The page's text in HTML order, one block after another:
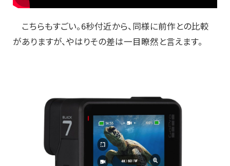
こちらもすごい。6秒付近から、同様に前作との比較
がありますが、やはりその差は一目瞭然と言えます。